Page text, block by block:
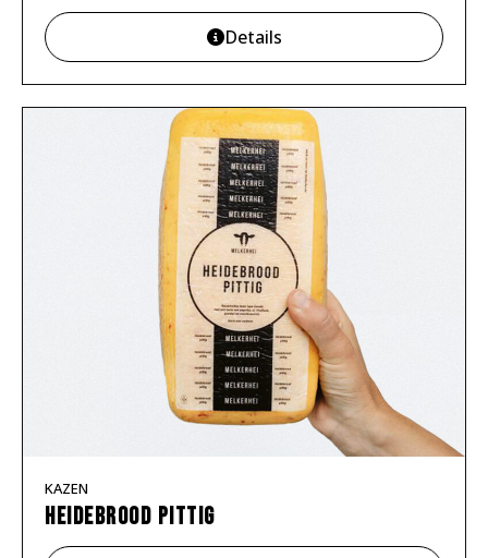
Details
KAZEN
Heidebrood pittig